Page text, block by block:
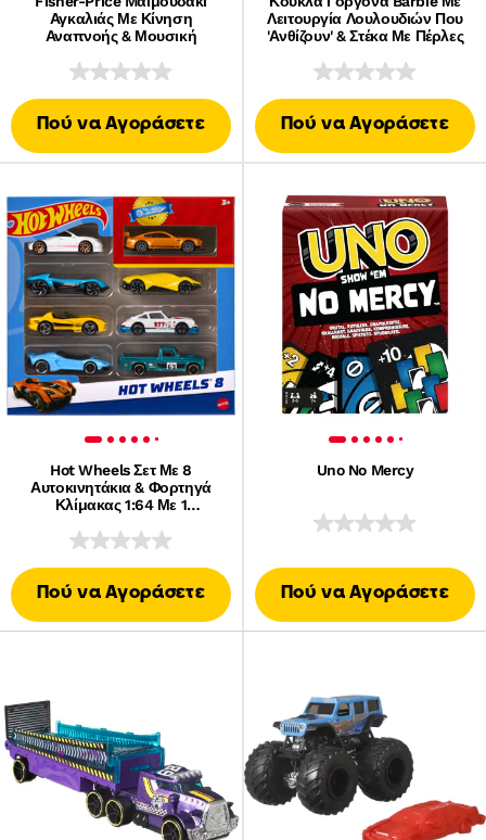
Αγκαλιάς Με Κίνηση
Αναπνοής & Μουσική
Πού να Αγοράσετε
Λειτουργία Λουλουδιών Που
'Ανθίζουν' & Στέκα Με Πέρλες
Πού να Αγοράσετε
Hot Wheels Σετ Με 8
Αυτοκινητάκια & Φορτηγά
Κλίμακας 1:64 Με 1
Τα Σχέδια Μπορεί Να
Πού να Αγοράσετε
Uno No Mercy
Πού να Αγοράσετε